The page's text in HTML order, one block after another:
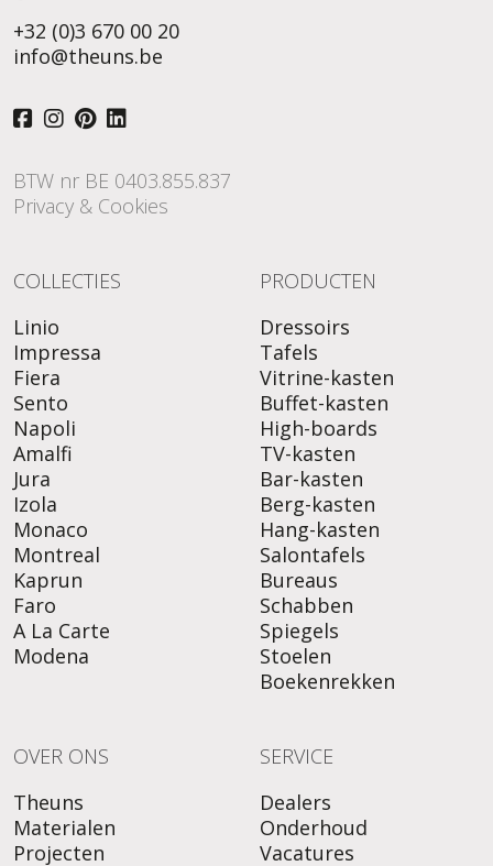
+32 (0)3 670 00 20
info@theuns.be
BTW nr BE 0403.855.837
Privacy & Cookies
COLLECTIES
Linio
Impressa
Fiera
Sento
Napoli
Amalfi
Jura
Izola
Monaco
Montreal
Kaprun
Faro
A La Carte
Modena
PRODUCTEN
Dressoirs
Tafels
Vitrine-kasten
Buffet-kasten
High-boards
TV-kasten
Bar-kasten
Berg-kasten
Hang-kasten
Salontafels
Bureaus
Schabben
Spiegels
Stoelen
Boekenrekken
OVER ONS
Theuns
Materialen
Projecten
SERVICE
Dealers
Onderhoud
Vacatures